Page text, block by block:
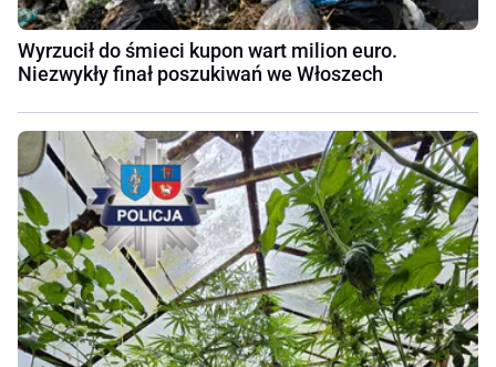
Wyrzucił do śmieci kupon wart milion euro.
Niezwykły finał poszukiwań we Włoszech